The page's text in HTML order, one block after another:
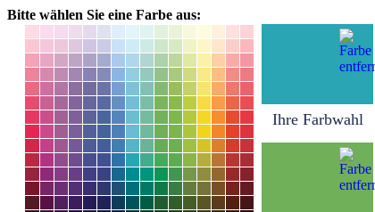
Bitte wählen Sie eine Farbe aus:
Ihre Farbwahl